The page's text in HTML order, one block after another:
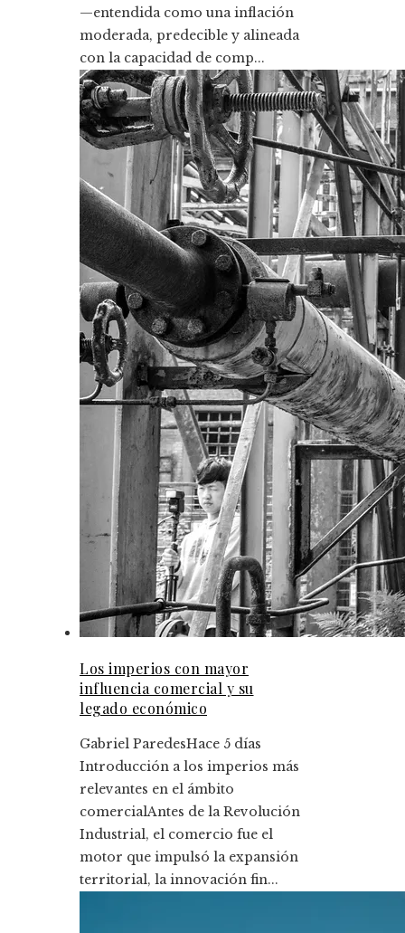
—entendida como una inflación
moderada, predecible y alineada
con la capacidad de comp...
Los imperios con mayor
influencia comercial y su
legado económico
Gabriel ParedesHace 5 días
Introducción a los imperios más
relevantes en el ámbito
comercialAntes de la Revolución
Industrial, el comercio fue el
motor que impulsó la expansión
territorial, la innovación fin...